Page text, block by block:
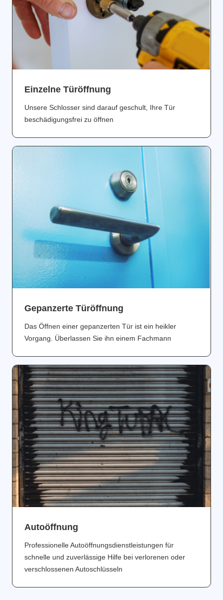
Einzelne Türöffnung
Unsere Schlosser sind darauf geschult, Ihre Tür
beschädigungsfrei zu öffnen
Gepanzerte Türöffnung
Das Öffnen einer gepanzerten Tür ist ein heikler
Vorgang. Überlassen Sie ihn einem Fachmann
Аutoöffnung
Professionelle Autoöffnungsdienstleistungen für
schnelle und zuverlässige Hilfe bei verlorenen oder
verschlossenen Autoschlüsseln